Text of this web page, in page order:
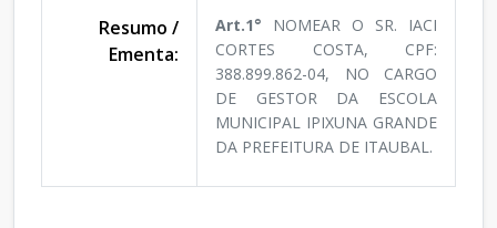
Resumo /
Ementa:
Art.1° NOMEAR O SR. IACI
CORTES COSTA, CPF:
388.899.862-04, NO CARGO
DE GESTOR DA ESCOLA
MUNICIPAL IPIXUNA GRANDE
DA PREFEITURA DE ITAUBAL.